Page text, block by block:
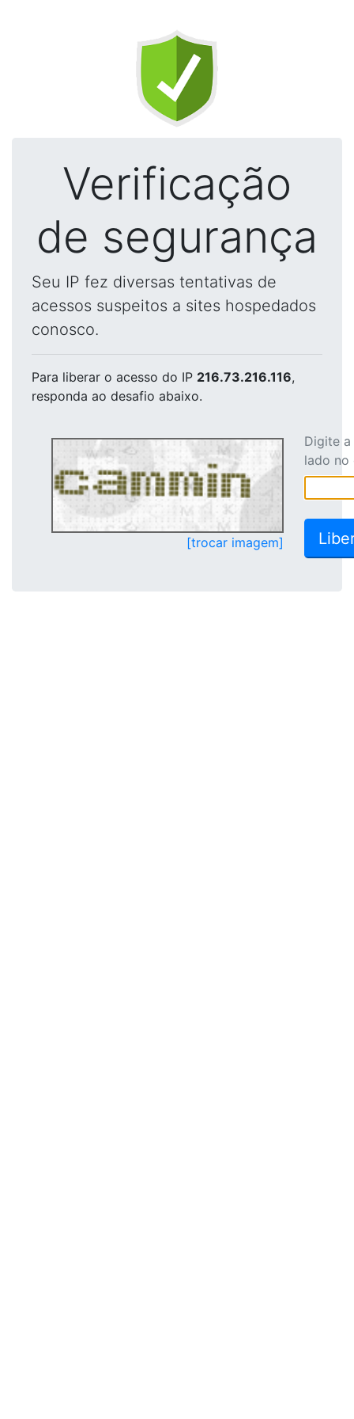
Verificação
de segurança
Seu IP fez diversas tentativas de
acessos suspeitos a sites hospedados
conosco.
Para liberar o acesso do IP 216.73.216.116,
responda ao desafio abaixo.
[trocar imagem]
Digite
lado no